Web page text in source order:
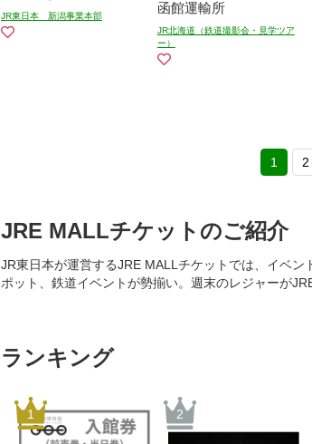
JR東日本 新潟事業本部
函館運輸所
JR北海道（鉄道撮影会・見学ツア
ー）
1 2
JRE MALLチケットのご紹介
JR東日本が運営するJRE MALLチケットでは、イベ
ポット、鉄道イベントが勢揃い。週末のレジャーが
ランキング